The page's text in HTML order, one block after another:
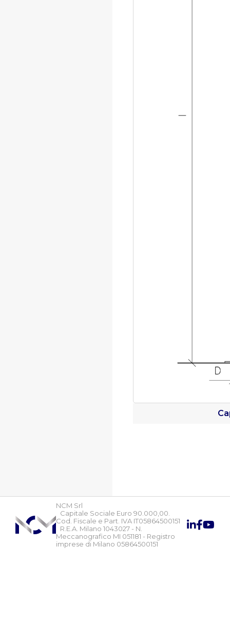
NCM Srl
Capitale Sociale Euro 90.000,00.
Cod. Fiscale e Part. IVA IT05864500151
R.E.A. Milano 1043027 - N.
Meccanografico MI 051181 - Registro
imprese di Milano 05864500151